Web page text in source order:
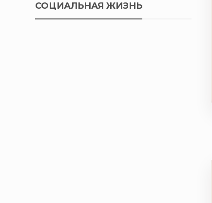
СОЦИАЛЬНАЯ ЖИЗНЬ